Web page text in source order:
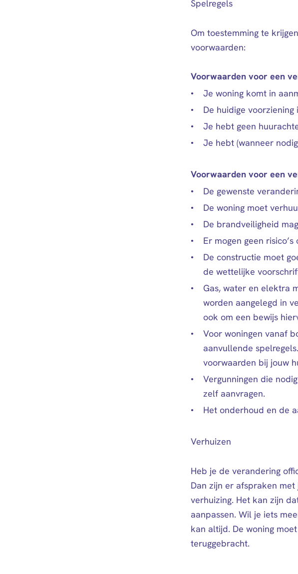
Spelregels
Om toestemming te
voorwaarden:
Voorwaarden voor een
Je woning komt in
De huidige voorziening
Je hebt geen
Je hebt (wanneer
Voorwaarden voor een
De gewenste
De woning moet
De brandveiligheid
Er mogen geen
De constructie moet
de wettelijke
Gas, water en elektra
worden aangelegd in
ook om een bewijs
Voor woningen vanaf
aanvullende
voorwaarden bij jouw
Vergunningen die
zelf aanvragen.
Het onderhoud en de
Verhuizen
Heb je de verandering
Dan zijn er afspraken
verhuizing. Het kan zijn
aanpassen. Wil je iets
kan altijd. De woning
teruggebracht.